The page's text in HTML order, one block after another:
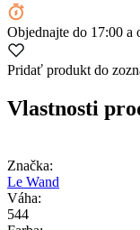
Objednajte do 17:00 a
Pridať produkt do
Vlastnosti
Značka:
Le Wand
Váha:
544